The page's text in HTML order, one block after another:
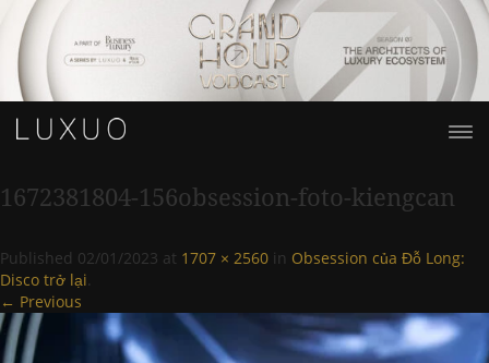
1672381804-156obsession-foto-kiengcan
Published 02/01/2023 at 1707 × 2560 in Obsession của Đỗ Long:
Disco trở lại.
← Previous